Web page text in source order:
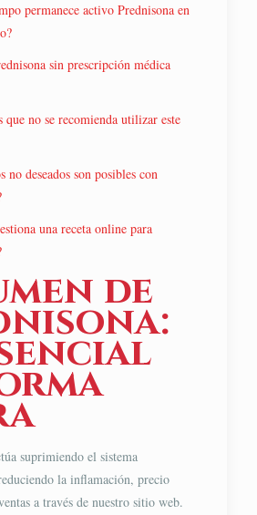
permanece activo Prednisona en
sin prescripción médica
que no se recomienda utilizar este
no deseados son posibles con
una receta online para
de
suprimiendo el sistema
la inflamación, precio
a través de nuestro sitio web.